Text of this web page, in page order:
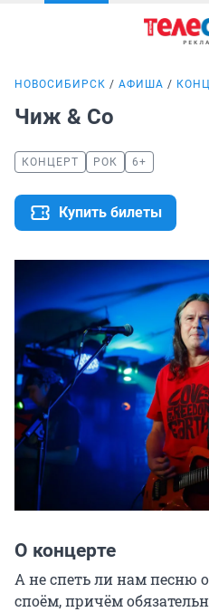
НОВОСИБИРСК АФИША
Чиж & Co
КОНЦЕРТ РОК 6+
Купить билеты
О концерте
А не спеть ли нам песню
споём, причём